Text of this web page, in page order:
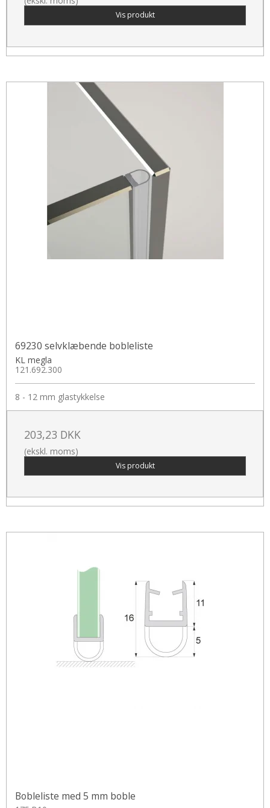
Vis produkt
69230 selvklæbende bobleliste
KL megla
121.692.300
8 - 12 mm glastykkelse
203,23 DKK
(ekskl. moms)
Vis produkt
Bobleliste med 5 mm boble